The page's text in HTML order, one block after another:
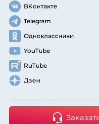
ВКонтакте
Telegram
Одноклассники
YouTube
RuTube
Дзен